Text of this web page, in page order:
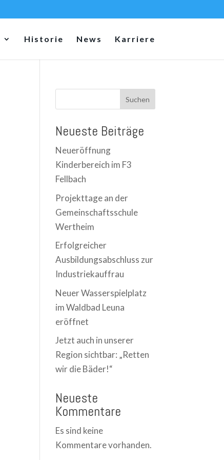
Historie News Karriere
Suchen
Neueste Beiträge
Neueröffnung
Kinderbereich im F3
Fellbach
Projekttage an der
Gemeinschaftsschule
Wertheim
Erfolgreicher
Ausbildungsabschluss zur
Industriekauffrau
Neuer Wasserspielplatz
im Waldbad Leuna
eröffnet
Jetzt auch in unserer
Region sichtbar: „Retten
wir die Bäder!“
Neueste
Kommentare
Es sind keine
Kommentare vorhanden.